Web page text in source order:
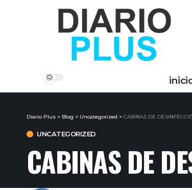
Diario Plus > Blog > Uncategorized > CABINAS DE
UNCATEGORIZED
CABINAS DE